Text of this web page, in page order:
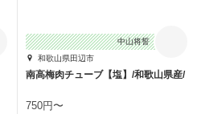
中山将誓
和歌山県田辺市
南高梅肉チューブ【塩】/和歌山県産/
750円〜